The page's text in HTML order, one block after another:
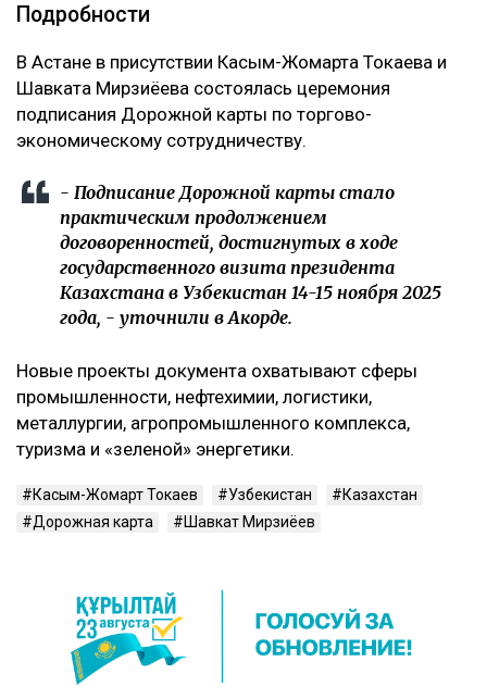
Подробности
В Астане в присутствии Касым-Жомарта Токаева и
Шавката Мирзиёева состоялась церемония
подписания Дорожной карты по торгово-
экономическому сотрудничеству.
- Подписание Дорожной карты стало
практическим продолжением
договоренностей, достигнутых в ходе
государственного визита президента
Казахстана в Узбекистан 14-15 ноября 2025
года, - уточнили в Акорде.
Новые проекты документа охватывают сферы
промышленности, нефтехимии, логистики,
металлургии, агропромышленного комплекса,
туризма и «зеленой» энергетики.
Касым-Жомарт Токаев Узбекистан
Казахстан
Дорожная карта
Шавкат Мирзиёев